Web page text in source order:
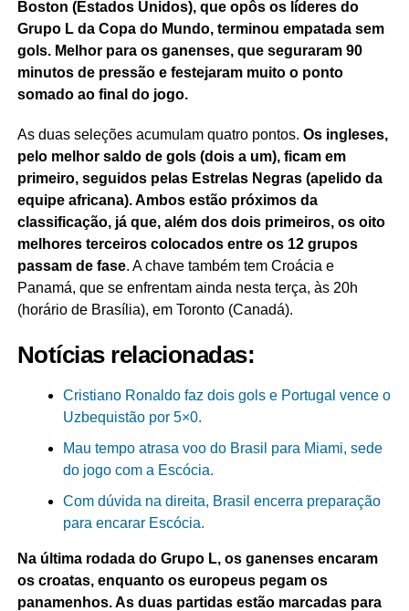
Boston (Estados Unidos), que opôs os líderes do
Grupo L da Copa do Mundo, terminou empatada sem
gols. Melhor para os ganenses, que seguraram 90
minutos de pressão e festejaram muito o ponto
somado ao final do jogo.
As duas seleções acumulam quatro pontos. Os ingleses,
pelo melhor saldo de gols (dois a um), ficam em
primeiro, seguidos pelas Estrelas Negras (apelido da
equipe africana). Ambos estão próximos da
classificação, já que, além dos dois primeiros, os oito
melhores terceiros colocados entre os 12 grupos
passam de fase. A chave também tem Croácia e
Panamá, que se enfrentam ainda nesta terça, às 20h
(horário de Brasília), em Toronto (Canadá).
Notícias relacionadas:
Cristiano Ronaldo faz dois gols e Portugal vence o
Uzbequistão por 5×0.
Mau tempo atrasa voo do Brasil para Miami, sede
do jogo com a Escócia.
Com dúvida na direita, Brasil encerra preparação
para encarar Escócia.
Na última rodada do Grupo L, os ganenses encaram
os croatas, enquanto os europeus pegam os
panamenhos. As duas partidas estão marcadas para